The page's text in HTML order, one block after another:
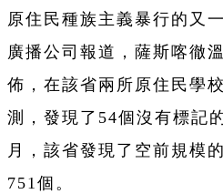
原住民種族主義暴行的又
廣播公司報道，薩斯喀徹
佈，在該省兩所原住民學
測，發現了54個沒有標記
月，該省發現了空前規
751個。